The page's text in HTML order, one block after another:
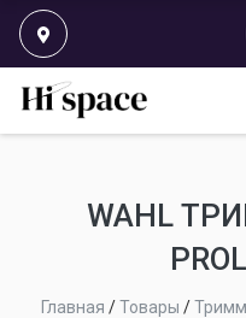
WAHL
Главная /Товары /